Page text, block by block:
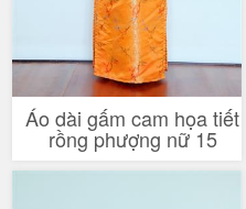
Áo dài gấm cam họa tiết
rồng phượng nữ 15